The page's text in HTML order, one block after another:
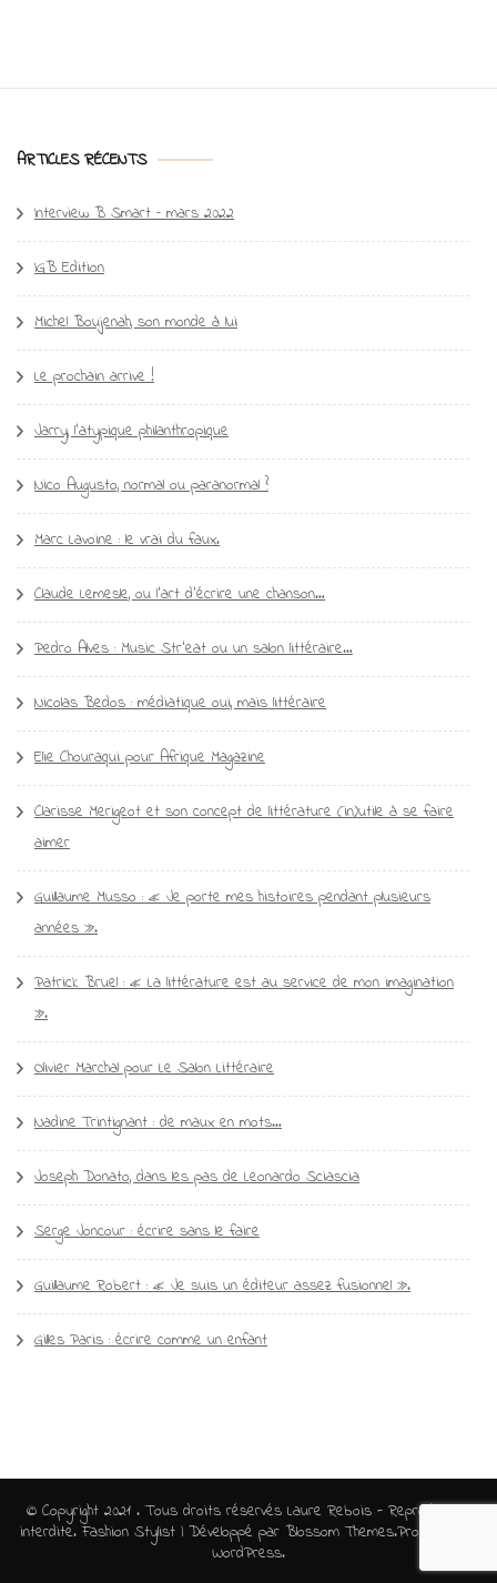
ARTICLES RÉCENTS
Interview B Smart – mars 2022
IGB Edition
Michel Boujenah, son monde à lui
Le prochain arrive !
Jarry, l’atypique philanthropique
Nico Augusto, normal ou paranormal ?
Marc Lavoine : le vrai du faux.
Claude Lemesle, ou l’art d’écrire une chanson…
Pedro Alves : Music Str’eat ou un salon littéraire…
Nicolas Bedos : médiatique oui, mais littéraire
Elie Chouraqui pour Afrique Magazine
Clarisse Merigeot et son concept de littérature (in)utile à se faire
aimer
Guillaume Musso : « Je porte mes histoires pendant plusieurs
années ».
Patrick Bruel : « La littérature est au service de mon imagination
».
Olivier Marchal pour Le Salon Littéraire
Nadine Trintignant : de maux en mots…
Joseph Donato, dans les pas de Leonardo Sciascia
Serge Joncour : écrire sans le faire
Guillaume Robert : « Je suis un éditeur assez fusionnel ».
Gilles Paris : écrire comme un enfant
© Copyright 2021 . Tous droits réservés Laure Rebois - Reproduction
interdite. Fashion Stylist | Développé par Blossom Themes.Propulsé par
WordPress.